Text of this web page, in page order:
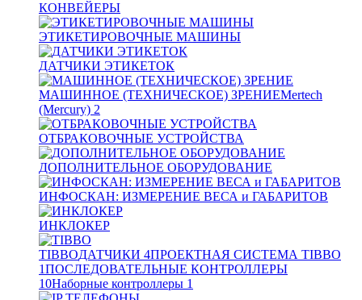
КОНВЕЙЕРЫ
ЭТИКЕТИРОВОЧНЫЕ МАШИНЫ
ДАТЧИКИ ЭТИКЕТОК
МАШИННОЕ (ТЕХНИЧЕСКОЕ) ЗРЕНИЕMertech
(Mercury) 2
ОТБРАКОВОЧНЫЕ УСТРОЙСТВА
ДОПОЛНИТЕЛЬНОЕ ОБОРУДОВАНИЕ
ИНФОСКАН: ИЗМЕРЕНИЕ ВЕСА и ГАБАРИТОВ
ИНКЛОКЕР
TIBBOДАТЧИКИ 4ПРОЕКТНАЯ СИСТЕМА TIBBO
1ПОСЛЕДОВАТЕЛЬНЫЕ КОНТРОЛЛЕРЫ
10Наборные контроллеры 1